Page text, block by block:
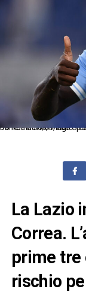
Db Roma 30/09/2020 - campionato di calcio serie A /
La Lazio
Correa.
prime tre
rischio